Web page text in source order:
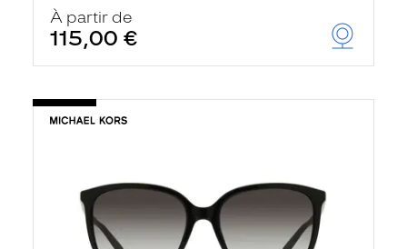
À partir de
115,00 €